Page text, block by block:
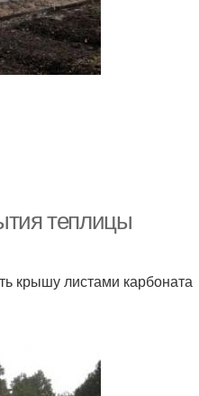
теплицы
крышу листами карбоната